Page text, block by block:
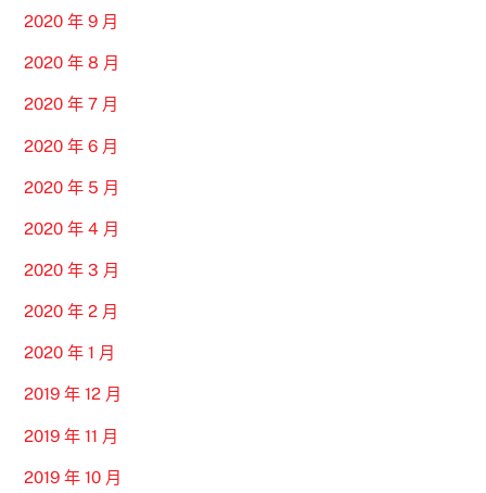
2020 年 9 月
2020 年 8 月
2020 年 7 月
2020 年 6 月
2020 年 5 月
2020 年 4 月
2020 年 3 月
2020 年 2 月
2020 年 1 月
2019 年 12 月
2019 年 11 月
2019 年 10 月